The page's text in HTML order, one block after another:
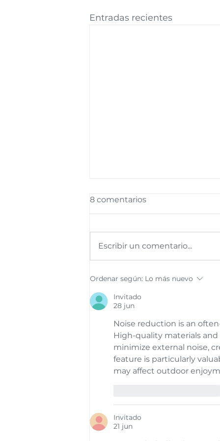
Entradas recientes
LALCEC lanza la campaña
para concientizar sobre la
prevención del cáncer de
mama y de próstata
8 comentarios
Escribir un comentario...
Ordenar según: Lo más nuevo
Invitado
28 jun
Noise reduction is an
High-quality materials
minimize external noise,
feature is particularly
may affect outdoor
Invitado
21 jun